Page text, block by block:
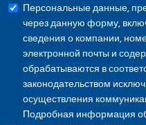
Персональные данные,
через данную форму,
сведения о компании,
электронной почты и
обрабатываются в
законодательством
осуществления
Подробная информация